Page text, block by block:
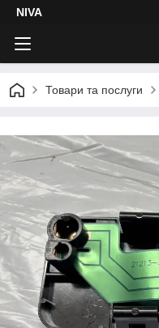
NIVA
Товари та послуги